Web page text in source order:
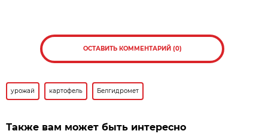
ОСТАВИТЬ КОММЕНТАРИЙ (0)
урожай картофель Белгидромет
Также вам может быть интересно